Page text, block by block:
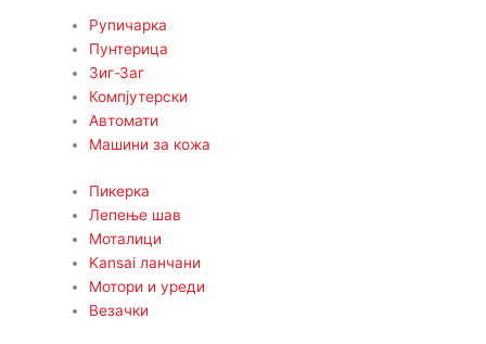
Рупичарка
Пунтерица
Зиг-Заг
Компјутерски
Автомати
Машини за кожа
Пикерка
Лепење шав
Моталици
Kansai ланчани
Мотори и уреди
Везачки